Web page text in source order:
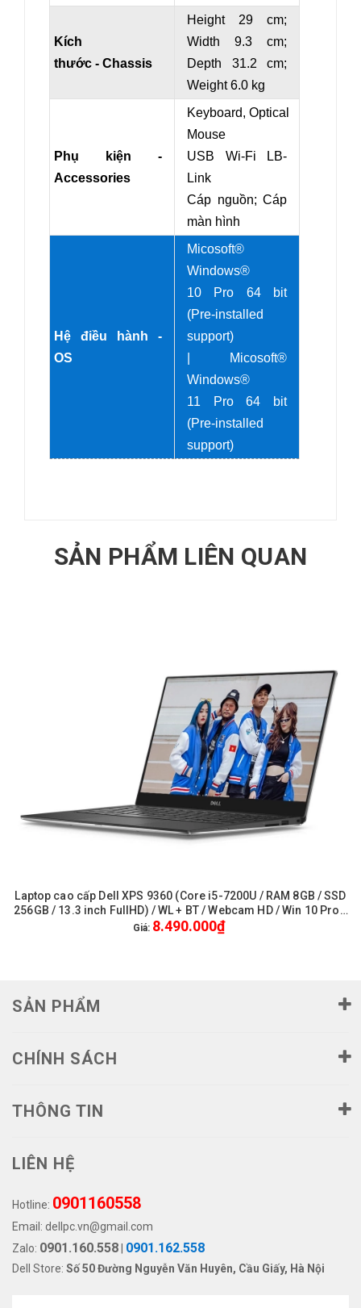
Kích
thước - Chassis
Height 29 cm;
Width 9.3 cm;
Depth 31.2 cm;
Weight 6.0 kg
Phụ kiện -
Accessories
Keyboard, Optical
Mouse
USB Wi-Fi LB-
Link
Cáp nguồn; Cáp
màn hình
Hệ điều hành -
OS
Micosoft®
Windows®
10 Pro 64 bit
(Pre-installed
support)
| Micosoft®
Windows®
11 Pro 64 bit
(Pre-installed
support)
SẢN PHẨM LIÊN QUAN
Laptop cao cấp Dell XPS 9360 (Core i5-7200U / RAM 8GB / SSD
256GB / 13.3 inch FullHD) / WL + BT / Webcam HD / Win 10 Pro -
Like New
Giá: 8.490.000₫
SẢN PHẨM
CHÍNH SÁCH
THÔNG TIN
LIÊN HỆ
Hotline: 0901160558
Email: dellpc.vn@gmail.com
Zalo: 0901.160.558 0901.162.558
Dell Store: Số 50 Đường Nguyễn Văn Huyên, Cầu Giấy, Hà Nội